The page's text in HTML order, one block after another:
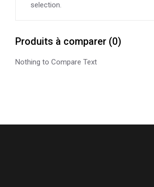
selection.
Produits à comparer (0)
Nothing to Compare Text